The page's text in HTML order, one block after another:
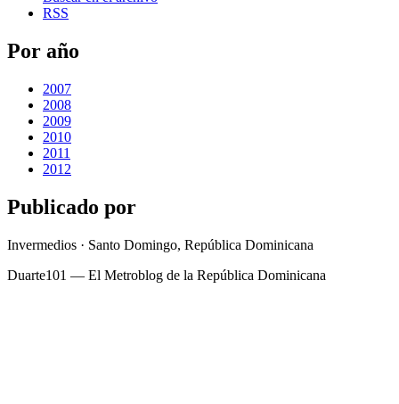
RSS
Por año
2007
2008
2009
2010
2011
2012
Publicado por
Invermedios · Santo Domingo, República Dominicana
Duarte101 — El Metroblog de la República Dominicana